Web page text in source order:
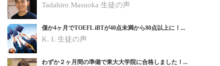
Tadahiro Masuoka 生徒の声
僅か4ヶ月でTOEFL iBTが40点未満から80点以上に！...
K. I. 生徒の声
わずか２ヶ月間の準備で東大大学院に合格しました！...